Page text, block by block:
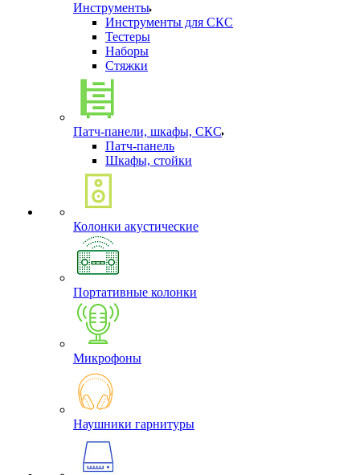
Инструменты
Инструменты для СКС
Тестеры
Наборы
Стяжки
Патч-панели, шкафы, СКС
Патч-панель
Шкафы, стойки
Колонки акустические
Портативные колонки
Микрофоны
Наушники гарнитуры